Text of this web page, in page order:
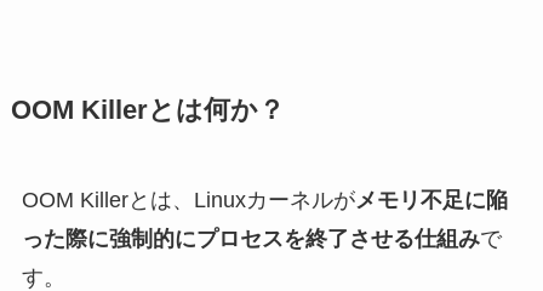
OOM Killerとは何か？
OOM Killerとは、Linuxカーネルがメモリ不足に陥
った際に強制的にプロセスを終了させる仕組みで
す。